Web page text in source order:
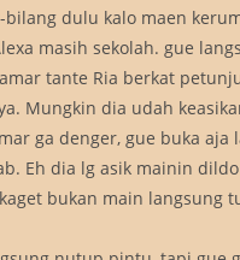
bilang dulu kalo maen
masih sekolah. gue
tante Ria berkat
Mungkin dia udah
ga denger, gue buka aja
Eh dia lg asik mainin
bukan main langsung